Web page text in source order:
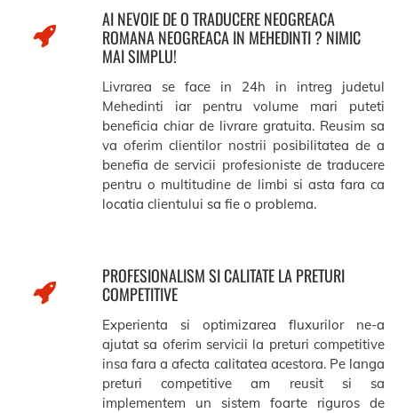
AI NEVOIE DE O TRADUCERE NEOGREACA
ROMANA NEOGREACA IN MEHEDINTI ? NIMIC
MAI SIMPLU!
Livrarea se face in 24h in intreg judetul
Mehedinti iar pentru volume mari puteti
beneficia chiar de livrare gratuita. Reusim sa
va oferim clientilor nostrii posibilitatea de a
benefia de servicii profesioniste de traducere
pentru o multitudine de limbi si asta fara ca
locatia clientului sa fie o problema.
PROFESIONALISM SI CALITATE LA PRETURI
COMPETITIVE
Experienta si optimizarea fluxurilor ne-a
ajutat sa oferim servicii la preturi competitive
insa fara a afecta calitatea acestora. Pe langa
preturi competitive am reusit si sa
implementem un sistem foarte riguros de